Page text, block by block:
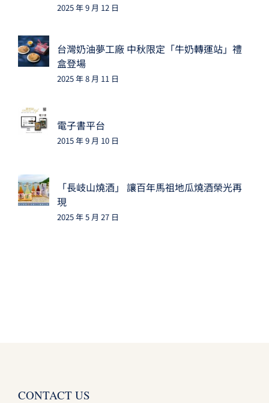
2025 年 9 月 12 日
台灣奶油夢工廠 中秋限定「牛奶轉運站」禮
盒登場
2025 年 8 月 11 日
電子書平台
2015 年 9 月 10 日
「長岐山燒酒」 讓百年馬祖地瓜燒酒榮光再
現
2025 年 5 月 27 日
CONTACT US